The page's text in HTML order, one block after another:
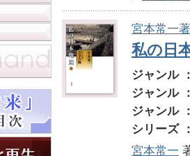
宮本常一
私の日
ジャンル
ジャンル
ジャンル
シリーズ
宮本常一